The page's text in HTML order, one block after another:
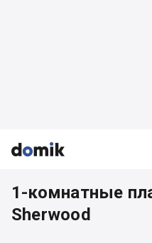



1-комнатные
Sherwood